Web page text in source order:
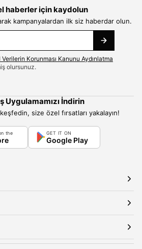
haberler için kaydolun
kampanyalardan ilk siz haberdar olun.
Verilerin Korunması Kanunu Aydınlatma
olursunuz.
Uygulamamızı İndirin
size özel fırsatları yakalayın!
the GET IT ON
Google Play